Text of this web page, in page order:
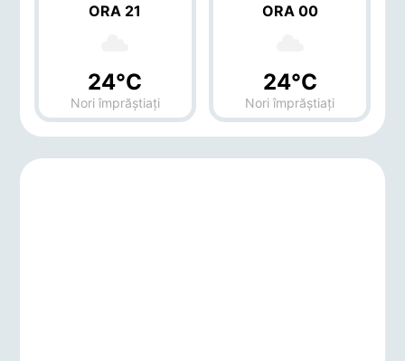
ORA 21
24°C
Nori împrăștiați
ORA 00
24°C
Nori împrăștiați